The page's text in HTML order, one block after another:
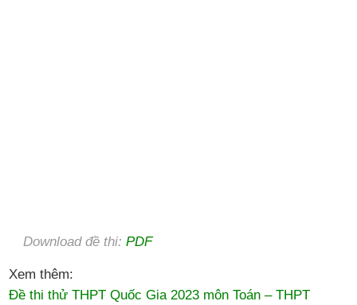
Download đề thi:PDF
Xem thêm:
Đề thi thử THPT Quốc Gia 2023 môn Toán – THPT